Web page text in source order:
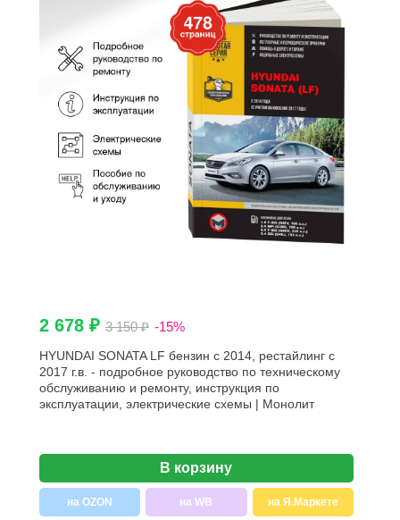
2 678 ₽ 3 150 ₽ -15%
HYUNDAI SONATA LF бензин с 2014, рестайлинг с
2017 г.в. - подробное руководство по техническому
обслуживанию и ремонту, инструкция по
эксплуатации, электрические схемы | Монолит
В корзину
на OZON на WB на Я.Маркете